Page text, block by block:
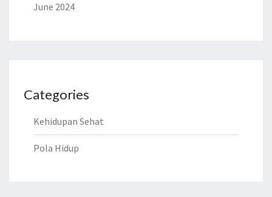
June 2024
Categories
Kehidupan Sehat
Pola Hidup